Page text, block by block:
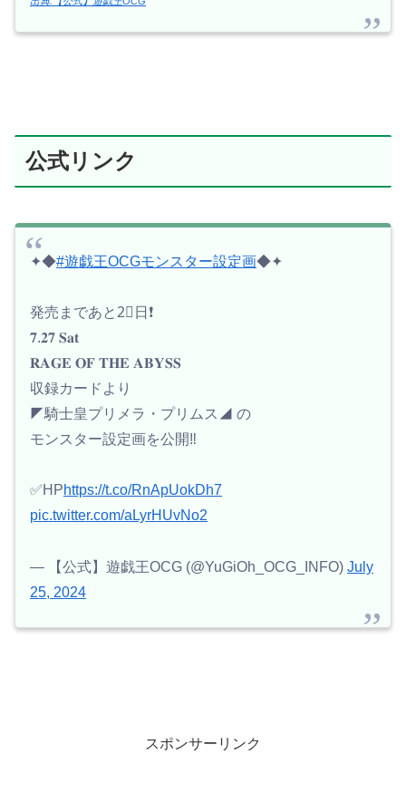
公式リンク
✦◆#遊戯王OCGモンスター設定画◆✦
発売まであと2⃣日❗️
𝟕.𝟐𝟕 𝐒𝐚𝐭
𝐑𝐀𝐆𝐄 𝐎𝐅 𝐓𝐇𝐄 𝐀𝐁𝐘𝐒𝐒
収録カードより
◤騎士皇プリメラ・プリムス◢ の
モンスター設定画を公開‼️
✅HPhttps://t.co/RnApUokDh7
pic.twitter.com/aLyrHUvNo2
— 【公式】遊戯王OCG (@YuGiOh_OCG_INFO) July
25, 2024
スポンサーリンク